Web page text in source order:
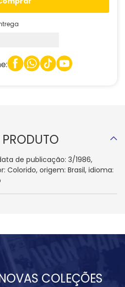
de publicação: 3/1986,
Colorido, origem: Brasil, idioma:
COLEÇÕES